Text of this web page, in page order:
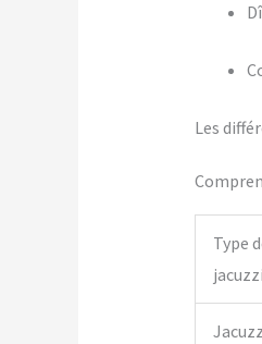
Les
Type
jacuzzi